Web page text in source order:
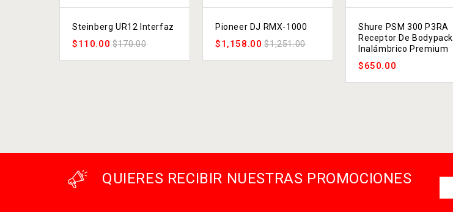
Steinberg UR12 Interfaz
$170.00
$110.00
Pioneer DJ RMX-1000
$1,251.00
$1,158.00
Shure PSM 300 P3RA
Receptor De Bodypack
Inalámbrico Premium
$650.00
QUIERES RECIBIR NUESTRAS PROMOCIONES